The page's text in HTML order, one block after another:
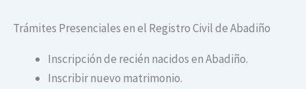
Trámites Presenciales en el Registro Civil de Abadiño
Inscripción de recién nacidos en Abadiño.
Inscribir nuevo matrimonio.